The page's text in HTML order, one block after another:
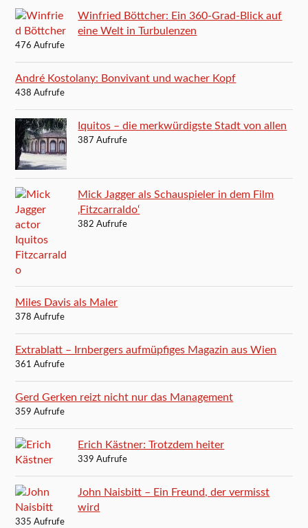
Winfried Böttcher: Ein 360-Grad-Blick auf
eine Welt in Turbulenzen
476 Aufrufe
André Kostolany: Bonvivant und wacher Kopf
438 Aufrufe
Iquitos – die merkwürdigste Stadt von allen
387 Aufrufe
Mick Jagger als Schauspieler in dem Film
‚Fitzcarraldo‘
382 Aufrufe
Miles Davis als Maler
378 Aufrufe
Extrablatt – Irnbergers aufmüpfiges Magazin aus Wien
361 Aufrufe
Gerd Gerken reizt nicht nur das Management
359 Aufrufe
Erich Kästner: Trotzdem heiter
339 Aufrufe
John Naisbitt – Ein Freund, der vermisst
wird
335 Aufrufe